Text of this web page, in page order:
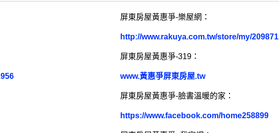
屏東房屋黃惠爭-樂屋網：
http://www.rakuya.com.tw/store/my/209871
屏東房屋黃惠爭-319：
www.黃惠爭屏東房屋.tw
屏東房屋黃惠爭-臉書溫暖的家：
https://www.facebook.com/home258899